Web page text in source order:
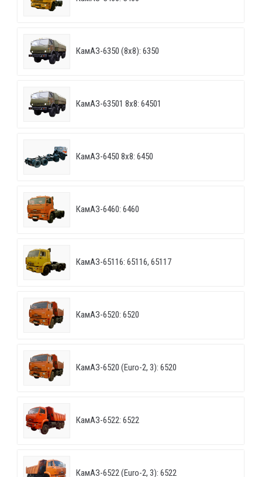
КамАЗ-6350 (8х8): 6350
КамАЗ-63501 8х8: 64501
КамАЗ-6450 8х8: 6450
КамАЗ-6460: 6460
КамАЗ-65116: 65116, 65117
КамАЗ-6520: 6520
КамАЗ-6520 (Euro-2, 3): 6520
КамАЗ-6522: 6522
КамАЗ-6522 (Euro-2, 3): 6522